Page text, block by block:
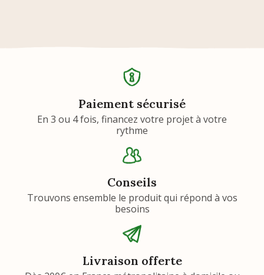
Paiement sécurisé
En 3 ou 4 fois, financez votre projet à votre
rythme
Conseils
Trouvons ensemble le produit qui répond à vos
besoins
Livraison offerte